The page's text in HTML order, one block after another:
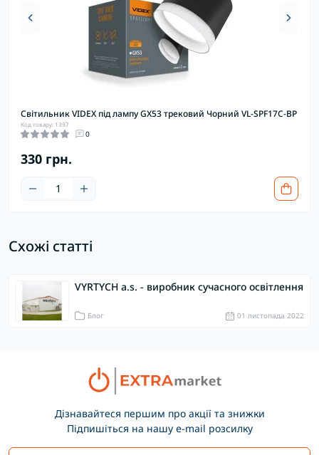
Світильник VIDEX під лампу GX53 трековий Чорний VL-SPF17C-BP
Код товару: 1397
0
330 грн.
Схожі статті
VYRTYCH a.s. - виробник сучасного освітлення
Блог 01 листопада 2022
Дізнавайтеся першим про акції та знижки
Підпишіться на нашу e-mail розсилку